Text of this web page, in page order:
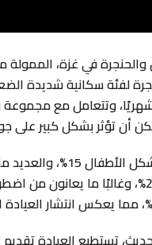
والحنجرة في غزة،
لفئة سكانية شديدة
مريض شهريًا، وتتعامل مع
أن تؤثر بشكل كبير على
من بين المرضى،
تستطيع العيادة